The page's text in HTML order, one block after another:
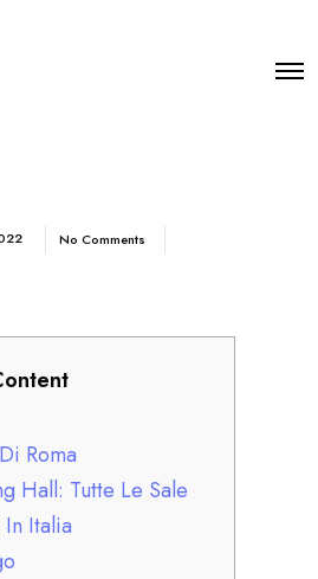
No Comments
Roma
Hall: Tutte Le Sale
Italia